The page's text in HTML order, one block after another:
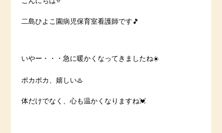
二島ひよこ園病児保育室看護師です🎵
いやー・・・急に暖かくなってきましたね☀️
ポカポカ、嬉しい♨️
体だけでなく、心も温かくなりますね💓